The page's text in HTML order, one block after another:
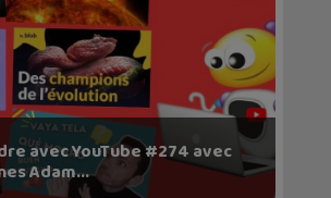
avec YouTube #274 avec
Adam...